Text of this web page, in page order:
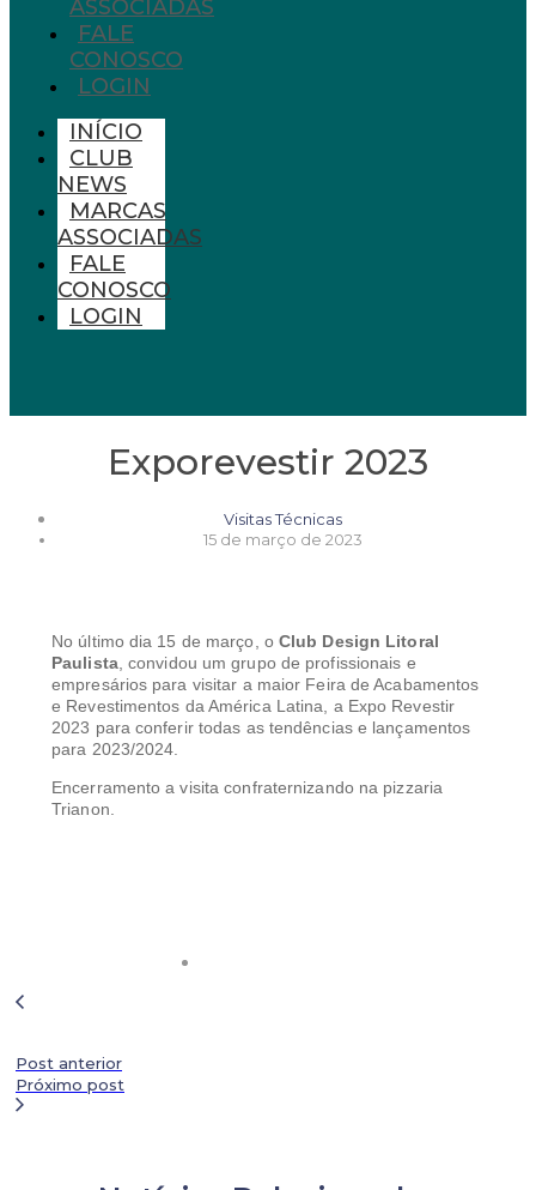
ASSOCIADAS
FALE
CONOSCO
LOGIN
INÍCIO
CLUB
NEWS
MARCAS
ASSOCIADAS
FALE
CONOSCO
LOGIN
Exporevestir 2023
Visitas Técnicas
15 de março de 2023
No último dia 15 de março, oClub Design Litoral
Paulista, convidou um grupo de profissionais e
empresários para visitar a maior Feira de Acabamentos
e Revestimentos da América Latina, a Expo Revestir
2023 para conferir todas as tendências e lançamentos
para 2023/2024.
Encerramento a visita confraternizando na pizzaria
Trianon.
Post anterior
Próximo post